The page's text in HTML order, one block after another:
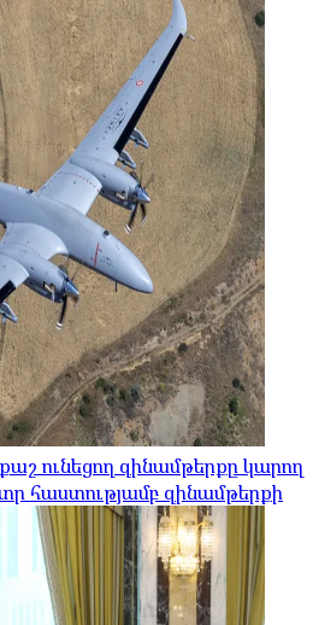
ունեցող զինամթերքը կարող
հաստությամբ զինամթերքի